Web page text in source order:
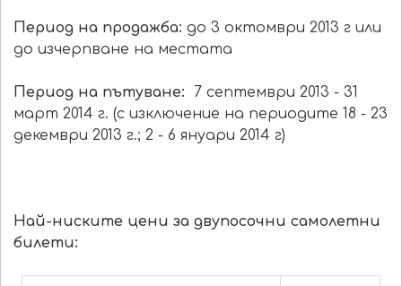
Период на продажба: до 3 октомври 2013 г или
до изчерпване на местата
Период на пътуване: 7 септември 2013 - 31
март 2014 г. (с изключение на периодите 18 - 23
декември 2013 г.; 2 - 6 януари 2014 г)
Най-ниските цени за двупосочни самолетни
билети: